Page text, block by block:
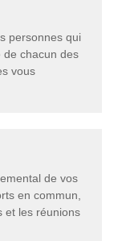
personnes qui
de chacun des
vous
de vos
en commun,
et les réunions